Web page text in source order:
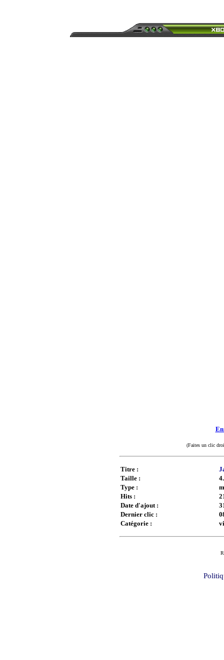
(Faites un clic
Titre :
Taille :
Type :
Hits :
Date d'ajout :
Dernier clic :
Catégorie :